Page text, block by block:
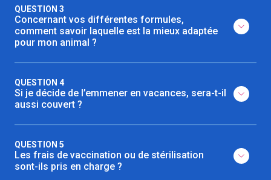
QUESTION 3
Concernant vos différentes formules,
comment savoir laquelle est la mieux adaptée
pour mon animal ?
QUESTION 4
Si je décide de l’emmener en vacances, sera-t-il
aussi couvert ?
QUESTION 5
Les frais de vaccination ou de stérilisation
sont-ils pris en charge ?